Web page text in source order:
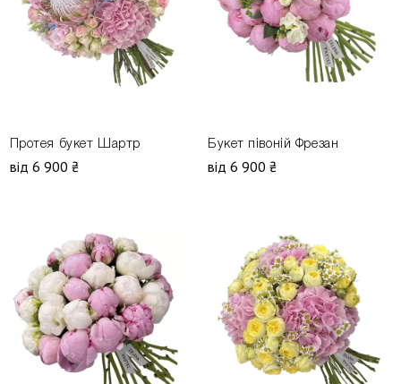
Протея букет Шартр
від 6 900 ₴
Букет півоній Фрезан
від 6 900 ₴